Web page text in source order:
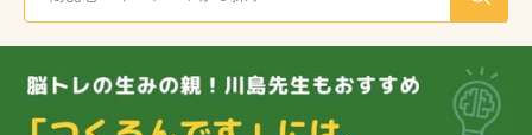
す
公
式
シ
ョ
ン